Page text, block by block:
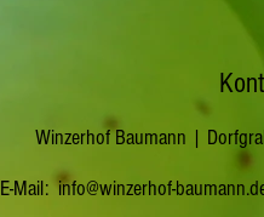
Winzerhof Baumann |
E-Mail:info@winzerhof-